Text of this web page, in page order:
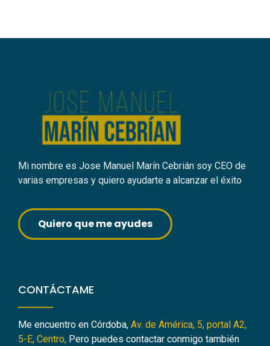
Mi nombre es Jose Manuel Marín Cebrián soy CEO de
varias empresas y quiero ayudarte a alcanzar el éxito
Quiero que me ayudes
CONTÁCTAME
Me encuentro en Córdoba, Av. de América, 5, portal A2,
5-E, Centro, Pero puedes contactar conmigo también